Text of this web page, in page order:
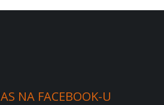
NA FACEBOOK-U